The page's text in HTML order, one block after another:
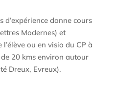
d’expérience donne cours
Modernes) et
ou en visio du CP à
20 kms environ autour
Dreux, Evreux).